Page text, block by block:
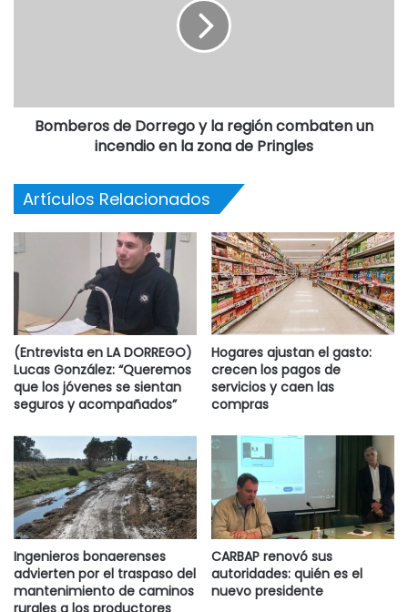
partos que se realizan en la Provincia. (Buenos Aires
Bomberos de Dorrego y la región combaten un
incendio en la zona de Pringles
Artículos Relacionados
(Entrevista en LA DORREGO)
Lucas González: “Queremos
que los jóvenes se sientan
seguros y acompañados”
Hogares ajustan el gasto:
crecen los pagos de
servicios y caen las
compras
Ingenieros bonaerenses
advierten por el traspaso del
mantenimiento de caminos
rurales a los productores
CARBAP renovó sus
autoridades: quién es el
nuevo presidente